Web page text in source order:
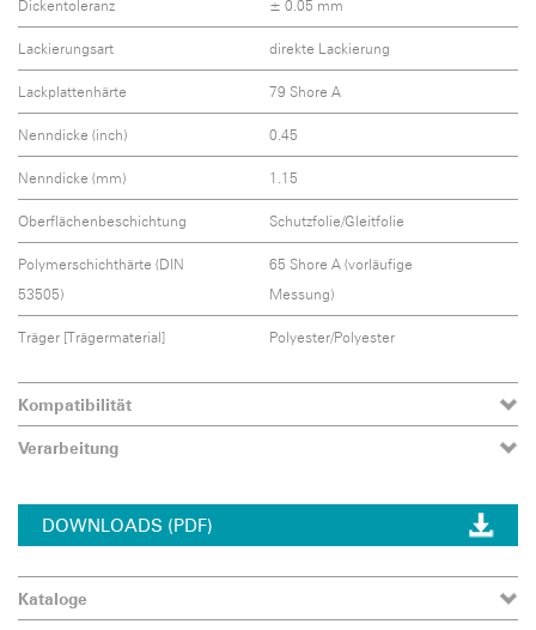
Dickentoleranz ± 0.05 mm
Lackierungsart direkte Lackierung
Lackplattenhärte 79 Shore A
Nenndicke (inch) 0.45
Nenndicke (mm) 1.15
Oberflächenbeschichtung Schutzfolie/Gleitfolie
Polymerschichthärte (DIN
53505)
65 Shore A (vorläufige
Messung)
Träger [Trägermaterial] Polyester/Polyester
Kompatibilität
Verarbeitung
DOWNLOADS (PDF)
Kataloge